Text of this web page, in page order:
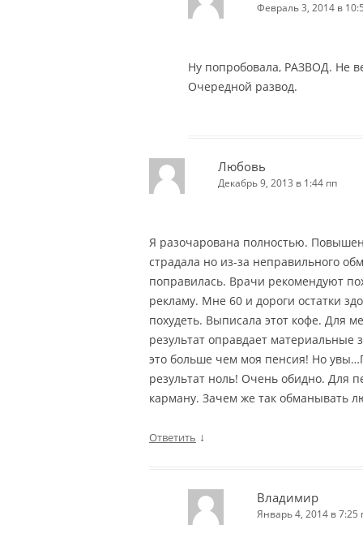
Февраль 3, 2014 в
Ну попробовала, РАЗВОД. Не
Очередной развод.
Любовь
Декабрь 9, 2013 в 1:44 пп
Я разочарована полностью.
страдала но из-за неправильного
поправилась. Врачи рекомендуют
рекламу. Мне 60 и дороги остатки
похудеть. Выписала этот кофе. Для
результат оправдает
это больше чем моя пенсия! Но
результат ноль! Очень обидно. Для
карману. Зачем же так обманывать
Ответить ↓
Владимир
Январь 4, 2014 в 7:25